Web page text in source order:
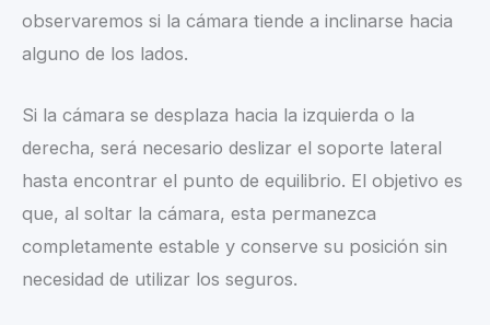
observaremos si la cámara tiende a inclinarse hacia
alguno de los lados.
Si la cámara se desplaza hacia la izquierda o la
derecha, será necesario deslizar el soporte lateral
hasta encontrar el punto de equilibrio. El objetivo es
que, al soltar la cámara, esta permanezca
completamente estable y conserve su posición sin
necesidad de utilizar los seguros.